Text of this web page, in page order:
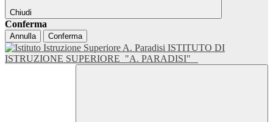
Chiudi
Conferma
Annulla Conferma
ISTITUTO DI
ISTRUZIONE SUPERIORE "A. PARADISI"